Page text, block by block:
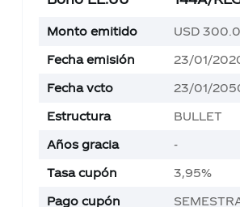
Monto emitido USD
Fecha emisión 23/01/
Fecha vcto 23/01/
Estructura BULLET
Años gracia -
Tasa cupón 3,95%
Pago cupón